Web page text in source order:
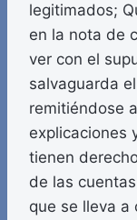
legitimados;
en la nota de
ver con el
salvaguarda
remitiéndose
explicaciones
tienen
de las
que se lleva a